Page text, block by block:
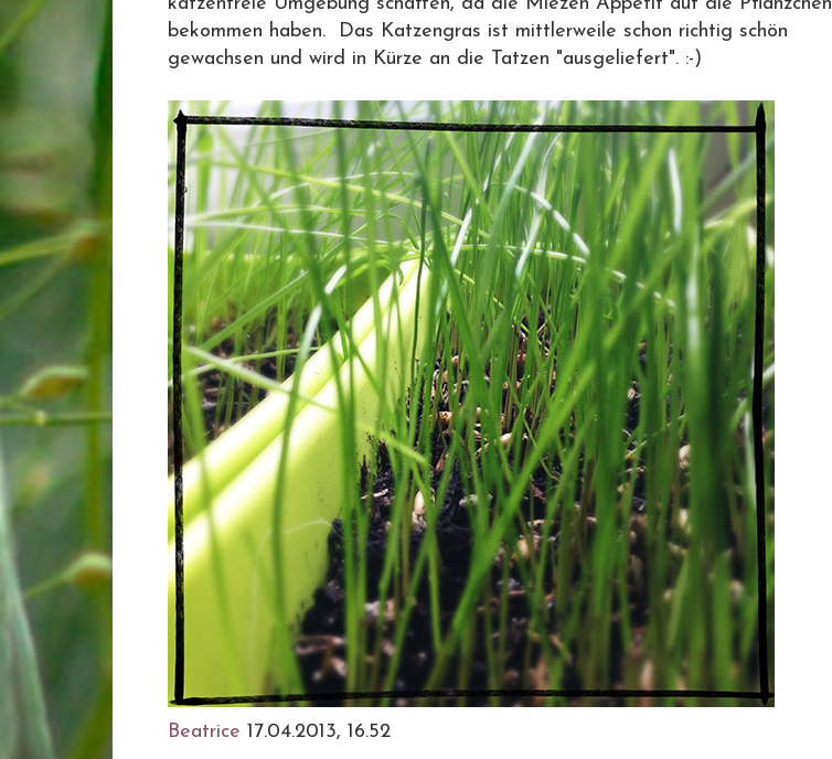
bekommen haben. Das Katzengras ist mittlerweile schon richtig schön
gewachsen und wird in Kürze an die Tatzen "ausgeliefert". :-)
Beatrice 17.04.2013, 16.52